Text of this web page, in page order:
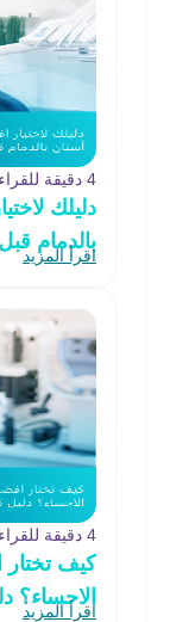
4 دقيقة للقراءة
دليلك
بالدمام
اقرأ المزيد
4 دقيقة للقراءة
كيف
الاحساء؟
اقرأ المزيد